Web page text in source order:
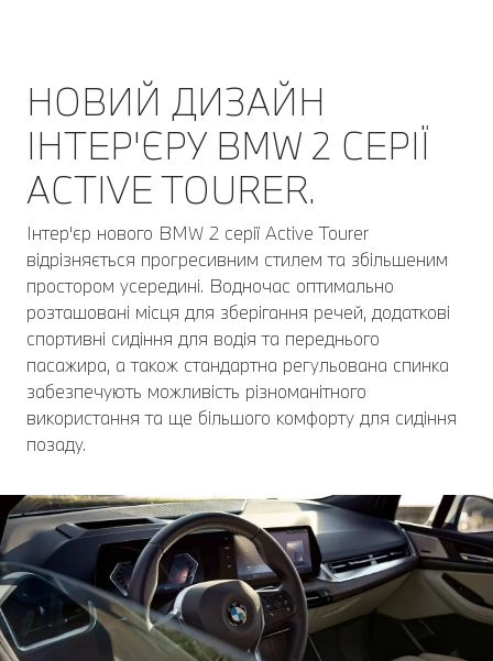
НОВИЙ ДИЗАЙН
ІНТЕР'ЄРУ BMW 2 СЕРІЇ
ACTIVE TOURER.
Інтер'єр нового BMW 2 серії Active Tourer
відрізняється прогресивним стилем та збільшеним
простором усередині. Водночас оптимально
розташовані місця для зберігання речей, додаткові
спортивні сидіння для водія та переднього
пасажира, а також стандартна регульована спинка
забезпечують можливість різноманітного
використання та ще більшого комфорту для сидіння
позаду.